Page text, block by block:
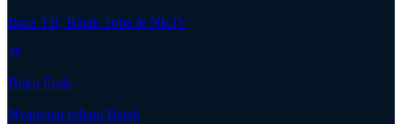
Baca TB, Batak Toba & NKJV
Buku Ende
Nyanyian rohani Batak